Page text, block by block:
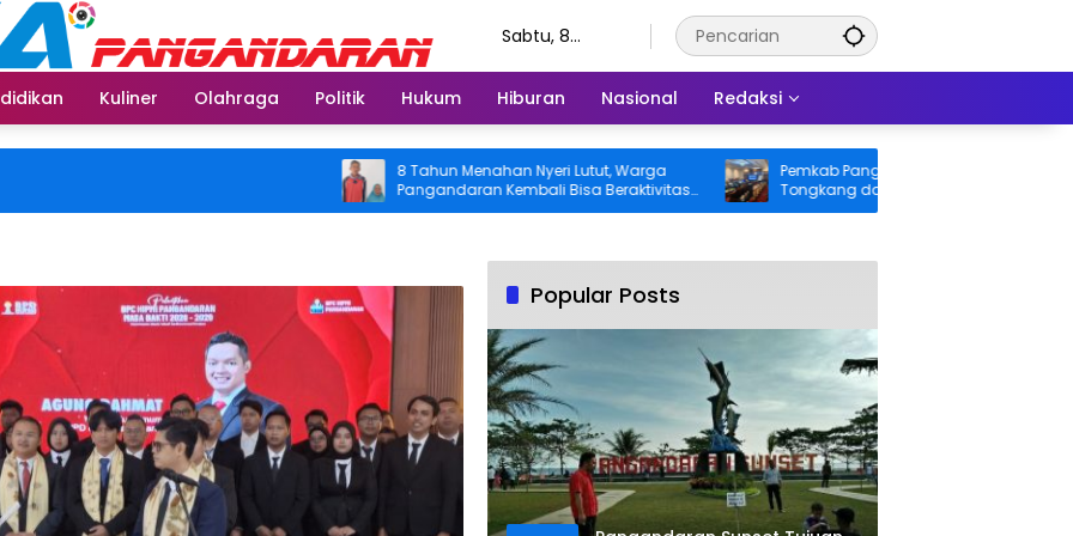
Sabtu, 8
Kuliner Olahraga Politik Hukum Hiburan Nasional Redaksi
8 Tahun Menahan Nyeri Lutut, Warga
Pangandaran Kembali Bisa Beraktivitas
Usai Operasi Gratis Ditanggung BPJS
Pemkab Pangandaran Desak Bangkai
Tongkang dan Ceceran Batu Bara
Segera Diangkat, Soroti Buruknya
Popular Posts